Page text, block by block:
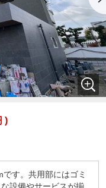
)
す。共用部にはゴミ